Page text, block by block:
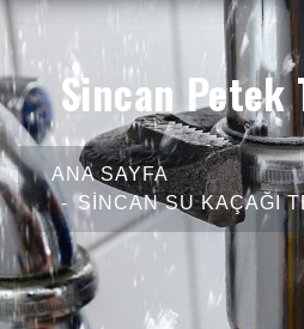
Sincan Petek
ANA SAYFA
SINCAN SU KAÇAĞI